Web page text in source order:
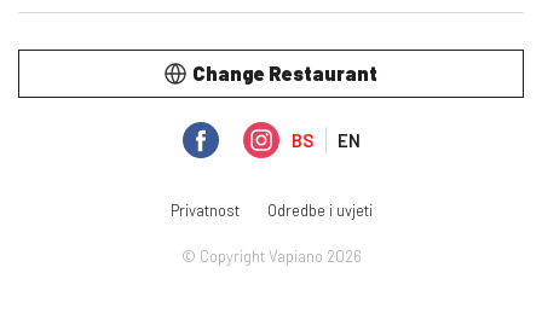
BS EN
Change Restaurant
© Copyright Vapiano 2026
Privatnost Odredbe i uvjeti